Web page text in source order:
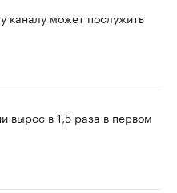
каналу может послужить
вырос в 1,5 раза в первом